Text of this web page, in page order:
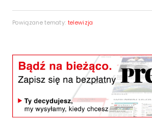
Powiązane tematy: telewizja